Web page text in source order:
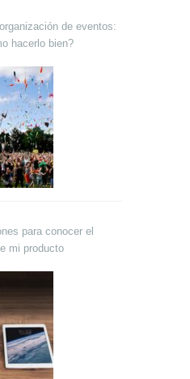
de eventos:
hacerlo bien?
para conocer el
mi producto